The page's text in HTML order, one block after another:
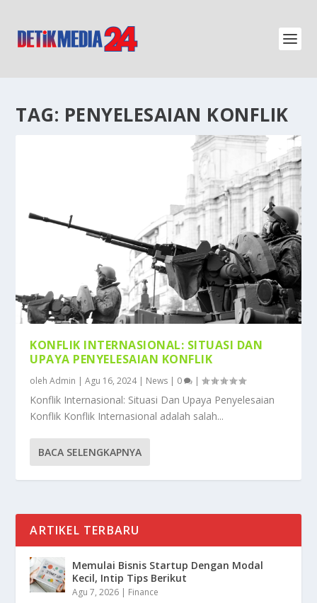
TAG: PENYELESAIAN KONFLIK
KONFLIK INTERNASIONAL: SITUASI DAN
UPAYA PENYELESAIAN KONFLIK
olehAdmin |Agu 16, 2024| News | 0 |
Konflik Internasional: Situasi Dan Upaya Penyelesaian
Konflik Konflik Internasional adalah salah...
BACA SELENGKAPNYA
ARTIKEL TERBARU
Memulai Bisnis Startup Dengan Modal
Kecil, Intip Tips Berikut
Agu 7, 2026 | Finance